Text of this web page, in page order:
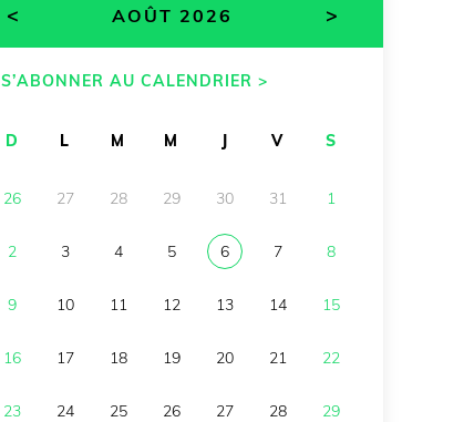
< AOÛT 2026 >
S’ABONNER AU CALENDRIER >
D L M M J V S
26 27 28 29 30 31 1
2 3 4 5 6 7 8
9 10 11 12 13 14 15
16 17 18 19 20 21 22
23 24 25 26 27 28 29